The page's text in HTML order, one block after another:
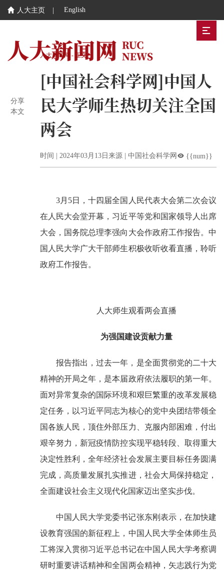
 人大主页 English

分享
本文
人大新闻网 - 正文
[中国社会科学网]中国人
民大学师生热切关注全国
两会
时间 | 2024年03月13日 来源 | 中国社会科学网  {{num}}
3月5日，十四届全国人民代表大会第二次会议
在人民大会堂开幕，习近平等党和国家领导人出席
大会，国务院总理李强向大会作政府工作报告。中
国人民大学广大干部师生积极收听收看直播，聆听
政府工作报告。
人大师生观看两会直播
为强国建设贡献力量
报告指出，过去一年，是全面贯彻党的二十大
精神的开局之年，是本届政府依法履职的第一年。
面对异常复杂的国际环境和艰巨繁重的改革发展稳
定任务，以习近平同志为核心的党中央团结带领全
国各族人民，顶住外部压力、克服内部困难，付出
艰辛努力，新冠疫情防控实现平稳转段、取得重大
决定性胜利，全年经济社会发展主要目标任务圆满
完成，高质量发展扎实推进，社会大局保持稳定，
全面建设社会主义现代化国家迈出坚实步伐。
中国人民大学党委书记张东刚表示，在加快建
设教育强国的新征程上，中国人民大学全体师生员
工将深入贯彻习近平总书记在中国人民大学考察调
研时重要讲话精神和全国两会精神，矢志践行为党